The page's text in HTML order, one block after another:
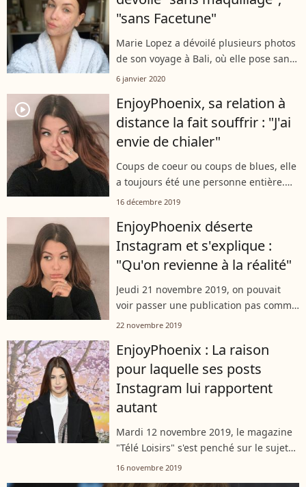
"sans Facetune"
Marie Lopez a dévoilé plusieurs photos
de son voyage à Bali, où elle pose sans
aucun artifice, ni tenue, ni maquillage,
elle a évoqué sur Instagram...
6 janvier 2020
player2
EnjoyPhoenix, sa relation à
distance la fait souffrir : "J'ai
envie de chialer"
Coups de coeur ou coups de blues, elle
a toujours été une personne entière.
Alors le 12 décembre 2019, quand
elle a préféré s'expliquer. La...
16 décembre 2019
EnjoyPhoenix déserte
Instagram et s'explique :
"Qu'on revienne à la réalité"
Jeudi 21 novembre 2019, on pouvait
voir passer une publication pas comme
les autres dans son feed Instagram.
vie des influenceurs était fausse,...
22 novembre 2019
EnjoyPhoenix : La raison
pour laquelle ses posts
Instagram lui rapportent
autant
Mardi 12 novembre 2019, le magazine
"Télé Loisirs" s'est penché sur le sujet
délicat de l'argent. Mais pas n'importe
16 novembre 2019